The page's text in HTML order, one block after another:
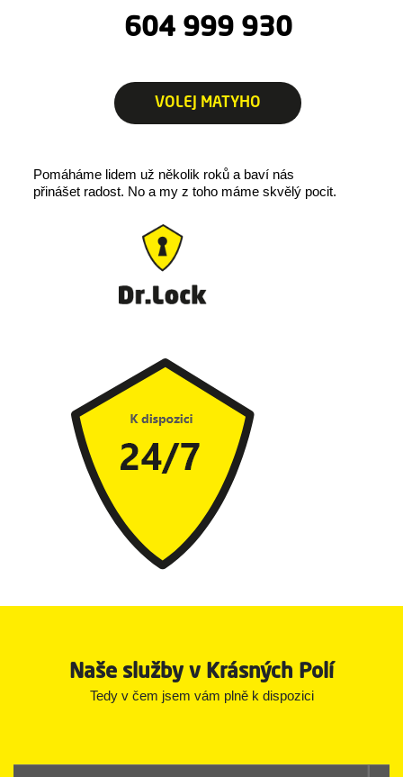
604 999 930
VOLEJ MATYHO
Pomáháme lidem už několik roků a baví nás
přinášet radost. No a my z toho máme skvělý pocit.
Naše služby v Krásných Polí
Tedy v čem jsem vám plně k dispozici